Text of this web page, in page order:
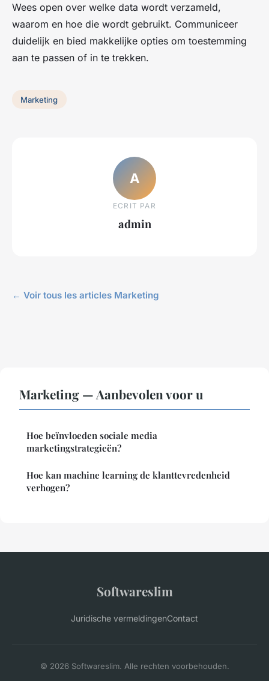
Wees open over welke data wordt verzameld,
waarom en hoe die wordt gebruikt. Communiceer
duidelijk en bied makkelijke opties om toestemming
aan te passen of in te trekken.
Marketing
A
ECRIT PAR
admin
← Voir tous les articles Marketing
Marketing — Aanbevolen voor u
Hoe beïnvloeden sociale media
marketingstrategieën?
Hoe kan machine learning de klanttevredenheid
verhogen?
Softwareslim
Juridische vermeldingenContact
© 2026 Softwareslim. Alle rechten voorbehouden.